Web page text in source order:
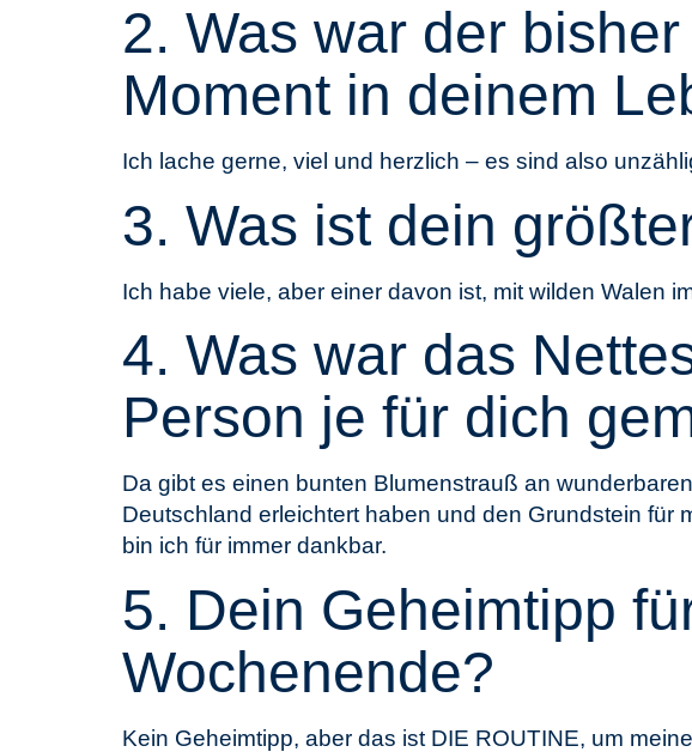
2. Was war der
Moment in deinem
Ich lache gerne, viel und herzlich – es sind also
3. Was ist dein
Ich habe viele, aber einer davon ist, mit wilden Walen
4. Was war das
Person je für dich
Da gibt es einen bunten Blumenstrauß an
Deutschland erleichtert haben und den Grundstein für
bin ich für immer dankbar.
5. Dein Geheimtipp
Wochenende?
Kein Geheimtipp, aber das ist DIE ROUTINE, um